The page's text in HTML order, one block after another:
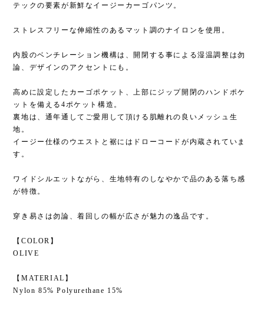
テックの要素が新鮮なイージーカーゴパンツ。
ストレスフリーな伸縮性のあるマット調のナイロンを使用。
内股のベンチレーション機構は、開閉する事による湿温調整は勿
論、デザインのアクセントにも。
高めに設定したカーゴポケット、上部にジップ開閉のハンドポケ
ットを備える4ポケット構造。
裏地は、通年通してご愛用して頂ける肌離れの良いメッシュ生
地。
イージー仕様のウエストと裾にはドローコードが内蔵されていま
す。
ワイドシルエットながら、生地特有のしなやかで品のある落ち感
が特徴。
穿き易さは勿論、着回しの幅が広さが魅力の逸品です。
【COLOR】
OLIVE
【MATERIAL】
Nylon 85% Polyurethane 15%